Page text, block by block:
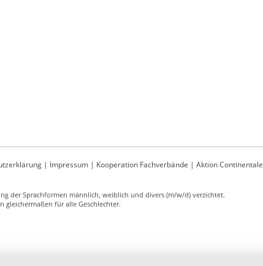
| Impressum| Kooperation Fachverbände | Aktion Continentale
der Sprachformen männlich, weiblich und divers (m/w/d) verzichtet.
gleichermaßen für alle Geschlechter.